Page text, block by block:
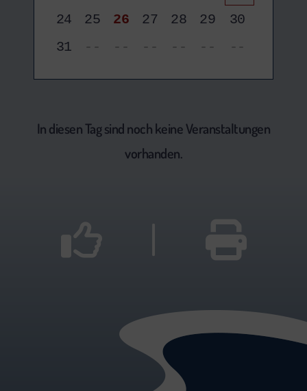
24
25 26 27 28 29
30
31
-- -- -- -- -- --
In diesen Tag sind noch keine Veranstaltungen
vorhanden.
|